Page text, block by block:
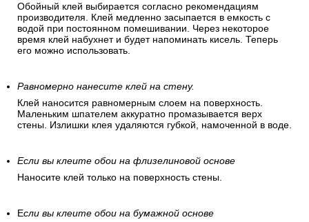
Обойный клей выбирается согласно рекомендациям
производителя. Клей медленно засыпается в емкость с
водой при постоянном помешивании. Через некоторое
время клей набухнет и будет напоминать кисель. Теперь
его можно использовать.
Равномерно нанесите клей на стену.
Клей наносится равномерным слоем на поверхность.
Маленьким шпателем аккуратно промазывается верх
стены. Излишки клея удаляются губкой, намоченной в воде.
Если вы клеите обои на флизелиновой основе
Наносите клей только на поверхность стены.
Если вы клеите обои на бумажной основе